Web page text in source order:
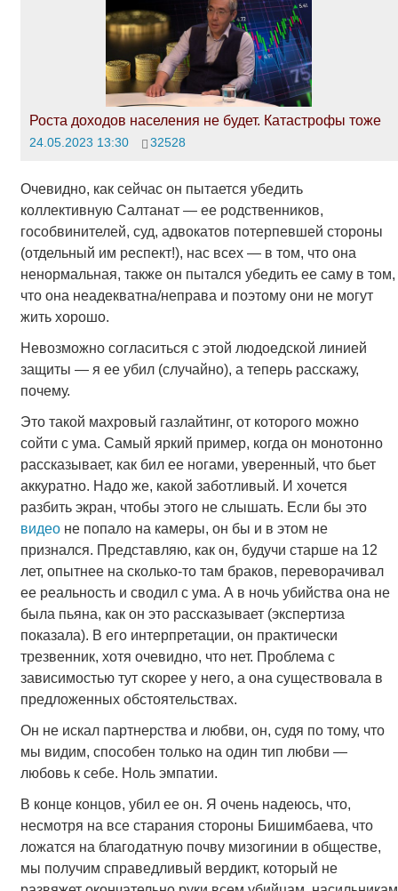
Роста доходов населения не будет. Катастрофы тоже
24.05.2023 13:30 32528
Очевидно, как сейчас он пытается убедить
коллективную Салтанат — ее родственников,
гособвинителей, суд, адвокатов потерпевшей стороны
(отдельный им респект!), нас всех — в том, что она
ненормальная, также он пытался убедить ее саму в том,
что она неадекватна/неправа и поэтому они не могут
жить хорошо.
Невозможно согласиться с этой людоедской линией
защиты — я ее убил (случайно), а теперь расскажу,
почему.
Это такой махровый газлайтинг, от которого можно
сойти с ума. Самый яркий пример, когда он монотонно
рассказывает, как бил ее ногами, уверенный, что бьет
аккуратно. Надо же, какой заботливый. И хочется
разбить экран, чтобы этого не слышать. Если бы это
видеоне попало на камеры, он бы и в этом не
признался. Представляю, как он, будучи старше на 12
лет, опытнее на сколько-то там браков, переворачивал
ее реальность и сводил с ума. А в ночь убийства она не
была пьяна, как он это рассказывает (экспертиза
показала). В его интерпретации, он практически
трезвенник, хотя очевидно, что нет. Проблема с
зависимостью тут скорее у него, а она существовала в
предложенных обстоятельствах.
Он не искал партнерства и любви, он, судя по тому, что
мы видим, способен только на один тип любви —
любовь к себе. Ноль эмпатии.
В конце концов, убил ее он. Я очень надеюсь, что,
несмотря на все старания стороны Бишимбаева, что
ложатся на благодатную почву мизогинии в обществе,
мы получим справедливый вердикт, который не